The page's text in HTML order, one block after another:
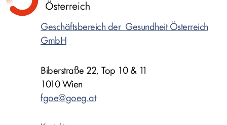
Geschäftsbereich der Gesundheit Österreich
GmbH
Biberstraße 22, Top 10 & 11
1010 Wien
fgoe@goeg.at